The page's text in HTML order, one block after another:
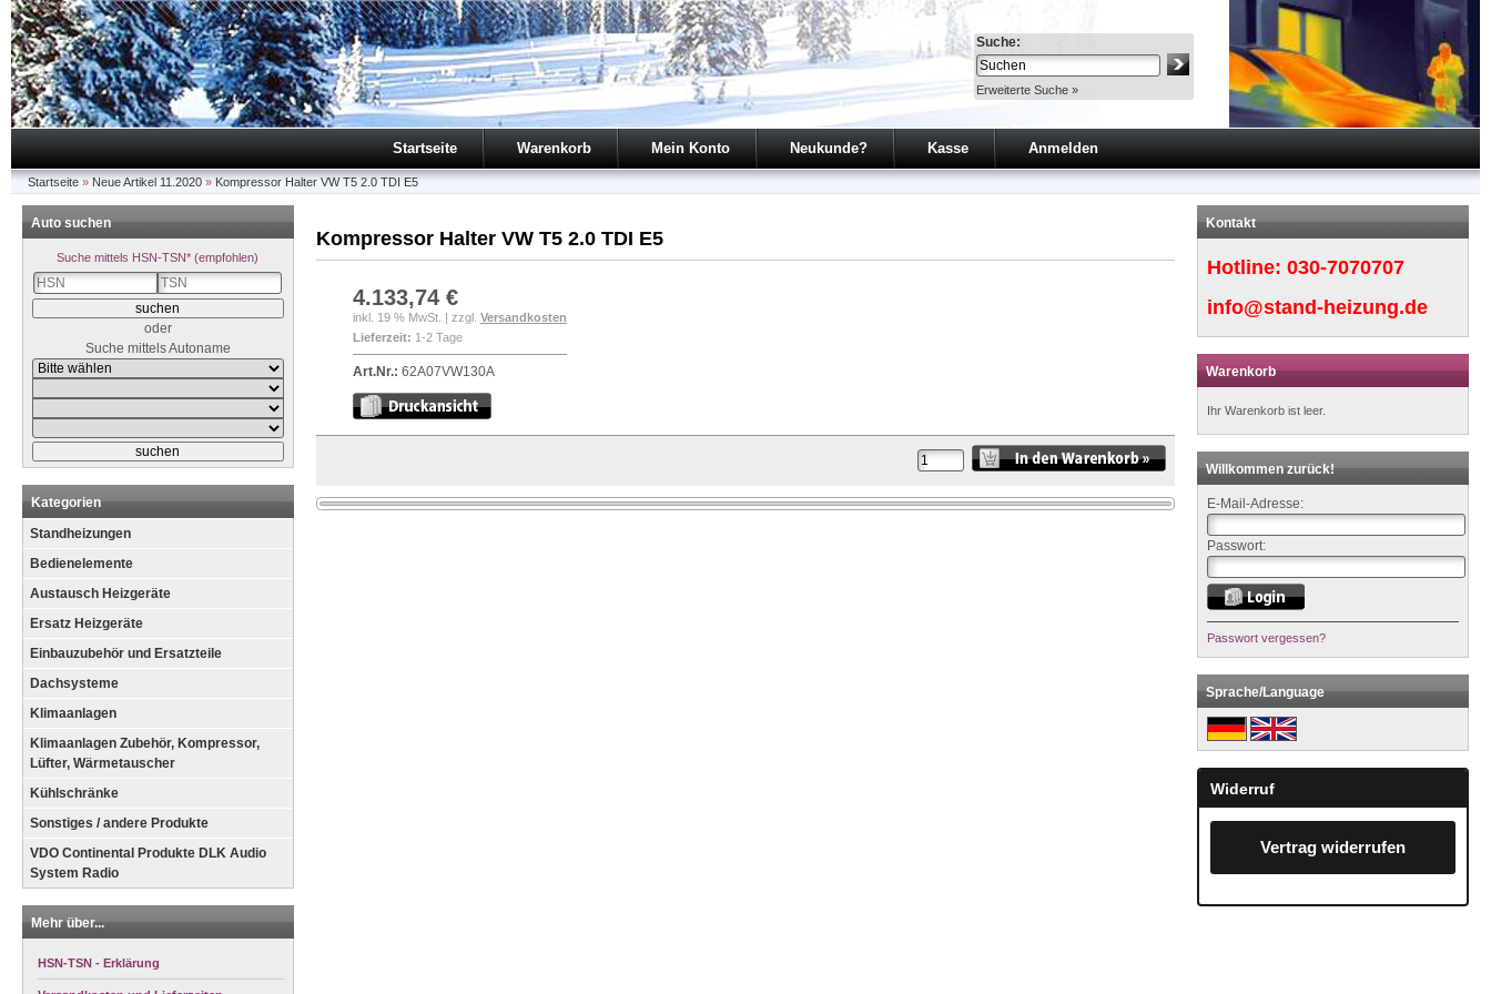
Suche:
Erweiterte Suche »
Startseite Warenkorb Mein Konto Neukunde? Kasse Anmelden
Startseite » Neue Artikel 11.2020 » Kompressor Halter VW T5 2.0 TDI E5
Kompressor Halter VW T5 2.0 TDI E5
4.133,74 €
inkl. 19 % MwSt. | zzgl. Versandkosten
Lieferzeit: 1-2 Tage
Art.Nr.: 62A07VW130A
Auto suchen
Suche mittels HSN-TSN* (empfohlen)
oder
Suche mittels Autoname
Kategorien
Standheizungen
Bedienelemente
Austausch Heizgeräte
Ersatz Heizgeräte
Einbauzubehör und Ersatzteile
Dachsysteme
Klimaanlagen
Klimaanlagen Zubehör, Kompressor,
Lüfter, Wärmetauscher
Kühlschränke
Sonstiges / andere Produkte
VDO Continental Produkte DLK Audio
System Radio
Mehr über...
HSN-TSN - Erklärung
Kontakt
Hotline:030-7070707
info@stand-heizung.de
Warenkorb
Ihr Warenkorb ist leer.
Willkommen zurück!
E-Mail-Adresse:
Passwort:
Passwort vergessen?
Sprache/Language
Widerruf
Vertrag widerrufen